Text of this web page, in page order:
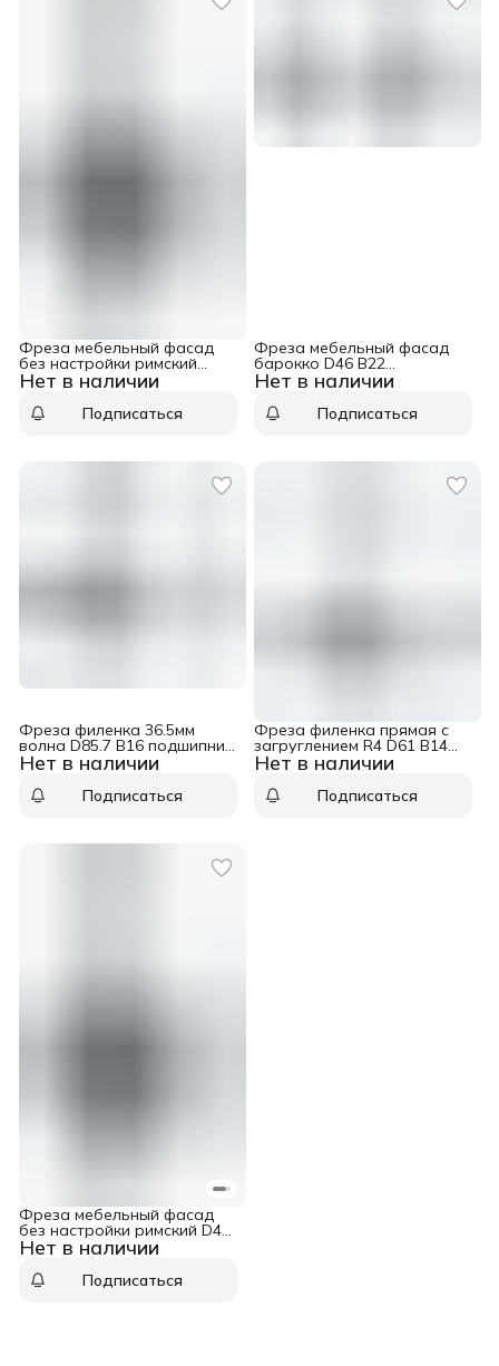
Нет в наличии
Фреза мебельный фасад
без настройки римский
D69.2 B22 подшипник
Подписаться
Нет в наличии
Фреза мебельный фасад
барокко D46 B22
подшипник хвостовик 12
Подписаться
Нет в наличии
Фреза филенка 36.5мм
волна D85.7 B16 подшипник
хвостовик 12 WPW
RK18002
Подписаться
Нет в наличии
Фреза филенка прямая с
загруглением R4 D61 B14
подшипник хвостовик 12
WPW RK04102
Подписаться
Нет в наличии
Фреза мебельный фасад
без настройки римский D41
B22 подшипник хвостовик
12 WPW RGD2002
Подписаться